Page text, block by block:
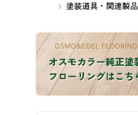
塗装道具・関連製品